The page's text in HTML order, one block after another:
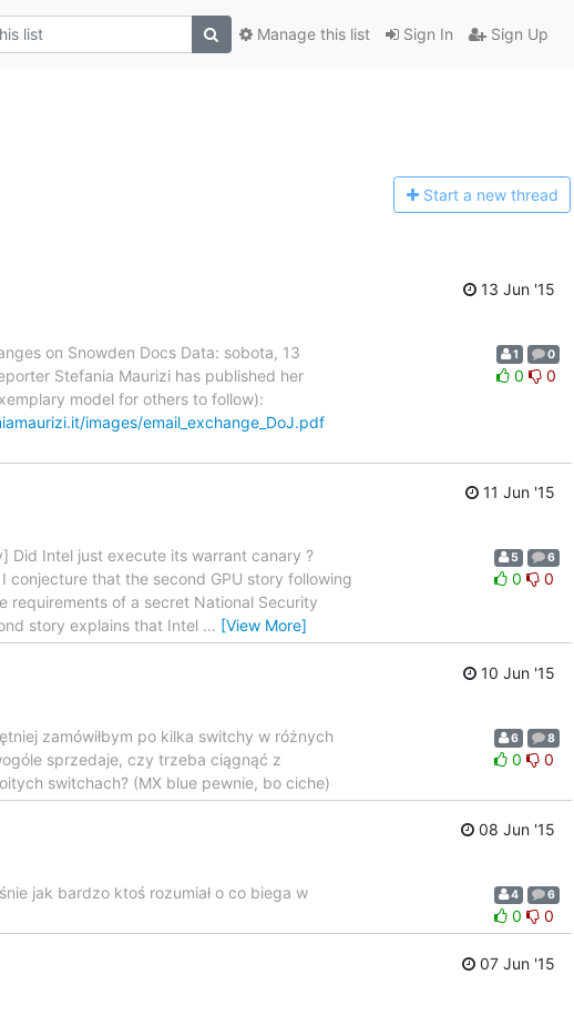
Sign In Sign Up
Manage this list
Start a new thread
13 Jun '15
on Snowden Docs Data: sobota, 13
Stefania Maurizi has published her
model for others to follow):
images/email_exchange_DoJ.pdf
1 0
0 0
11 Jun '15
Intel just execute its warrant canary ?
that the second GPU story following
requirements of a secret National Security
story explains that Intel … [View More]
5 6
0 0
10 Jun '15
zamówiłbym po kilka switchy w różnych
sprzedaje, czy trzeba ciągnąć z
switchach? (MX blue pewnie, bo ciche)
6 8
0 0
08 Jun '15
jak bardzo ktoś rozumiał o co biega w
4 6
0 0
07 Jun '15